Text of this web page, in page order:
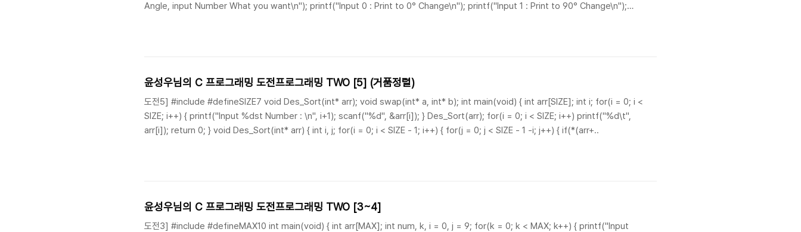
Angle, input Number What you want\n"); printf("Input 0 : Print to 0° Change\n"); printf("Input 1 : Print to 90° Change\n");
윤성우님의 C 프로그래밍 도전프로그래밍 TWO [5] (거품정렬)
도전5] #include #defineSIZE7 void Des_Sort(int* arr); void swap(int* a, int* b); int main(void) { int arr[SIZE]; int i; for(i = 0; i <
SIZE; i++) { printf("Input %dst Number : \n", i+1); scanf("%d", &arr[i]); } Des_Sort(arr); for(i = 0; i < SIZE; i++) printf("%d\t",
arr[i]); return 0; } void Des_Sort(int* arr) { int i, j; for(i = 0; i < SIZE - 1; i++) { for(j = 0; j < SIZE - 1 -i; j++) { if(*(arr+..
윤성우님의 C 프로그래밍 도전프로그래밍 TWO [3~4]
도전3] #include #defineMAX10 int main(void) { int arr[MAX]; int num, k, i = 0, j = 9; for(k = 0; k < MAX; k++) { printf("Input